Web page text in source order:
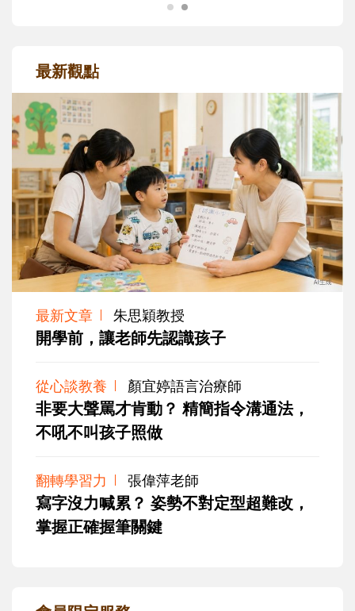
最新觀點
最新文章 朱思穎教授
開學前，讓老師先認識孩子
從心談教養 顏宜婷語言治療師
非要大聲罵才肯動？ 精簡指令溝通法，
不吼不叫孩子照做
翻轉學習力 張偉萍老師
寫字沒力喊累？ 姿勢不對定型超難改，
掌握正確握筆關鍵